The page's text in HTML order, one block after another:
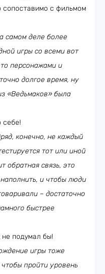
сопоставимо с фильмом
самом деле более
игры со всеми вот
персонажами и
долгое время, ну
«Ведьмаков» была
себе!
конечно, не каждый
тот или иной
обратная связь, это
и чтобы люди
– достаточно
быстрее
не подумал бы!
игры тоже
пройти уровень